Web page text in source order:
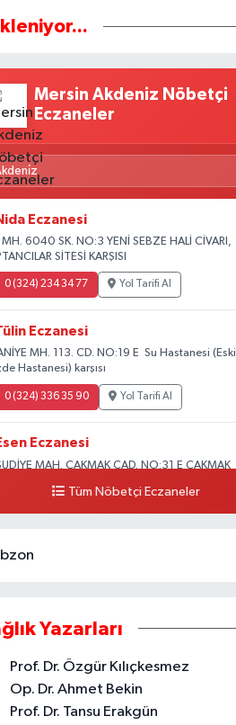
Mersin Akdeniz Nöbetçi
Eczaneler
Eczanesi
MH. 6040 SK. NO:3 YENİ SEBZE HALİ CİVARI,
SİTESİ KARŞISI
0 (324) 234 34 77 Yol Tarifi Al
Eczanesi
MH. 113. CD. NO:19 E Su Hastanesi (Eski
Hastanesi) karşısı
0 (324) 336 35 90 Yol Tarifi Al
Eczanesi
MAH. ÇAKMAK CAD. NO:31 E ÇAKMAK
Tüm Nöbetçi Eczaneler
Yazarları
Prof. Dr. Özgür Kılıçkesmez
Op. Dr. Ahmet Bekin
Prof. Dr. Tansu Erakgün